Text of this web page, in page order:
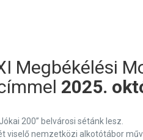
Megbékélési
2025.
200” belvárosi sétánk lesz.
viselő nemzetközi alkotótábor